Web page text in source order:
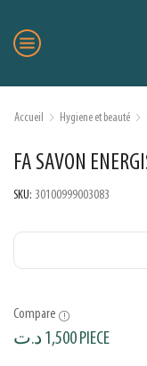
Accueil Hygiene et beauté
FA SAVON
SKU: 30100999003083
Compare
1,500د.ت PIECE